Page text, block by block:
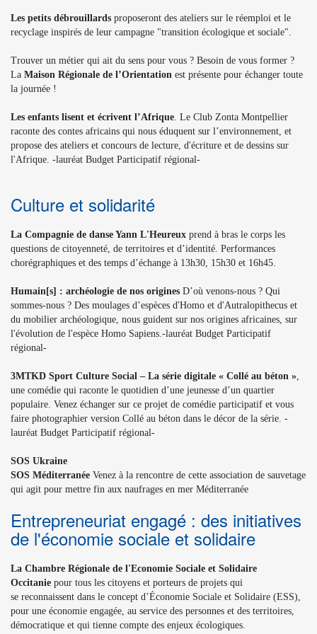
Les petits débrouillards proposeront des ateliers sur le réemploi et le
recyclage inspirés de leur campagne "transition écologique et sociale".
Trouver un métier qui ait du sens pour vous ? Besoin de vous former ?
La Maison Régionale de l’Orientation est présente pour échanger toute
la journée !
Les enfants lisent et écrivent l’Afrique. Le Club Zonta Montpellier
raconte des contes africains qui nous éduquent sur l’environnement, et
propose des ateliers et concours de lecture, d'écriture et de dessins sur
l'Afrique. -lauréat Budget Participatif régional-
Culture et solidarité
La Compagnie de danse Yann L'Heureux prend à bras le corps les
questions de citoyenneté, de territoires et d’identité. Performances
chorégraphiques et des temps d’échange à 13h30, 15h30 et 16h45.
Humain[s] : archéologie de nos origines D’où venons-nous ? Qui
sommes-nous ? Des moulages d’espèces d'Homo et d'Autralopithecus et
du mobilier archéologique, nous guident sur nos origines africaines, sur
l'évolution de l'espèce Homo Sapiens.-lauréat Budget Participatif
régional-
3MTKD Sport Culture Social – La série digitale « Collé au béton »,
une comédie qui raconte le quotidien d’une jeunesse d’un quartier
populaire. Venez échanger sur ce projet de comédie participatif et vous
faire photographier version Collé au béton dans le décor de la série. -
lauréat Budget Participatif régional-
SOS Ukraine
SOS Méditerranée Venez à la rencontre de cette association de sauvetage
qui agit pour mettre fin aux naufrages en mer Méditerranée
Entrepreneuriat engagé : des initiatives
de l'économie sociale et solidaire
La Chambre Régionale de l'Economie Sociale et Solidaire
Occitanie pour tous les citoyens et porteurs de projets qui
se reconnaissent dans le concept d’Économie Sociale et Solidaire (ESS),
pour une économie engagée, au service des personnes et des territoires,
démocratique et qui tienne compte des enjeux écologiques.